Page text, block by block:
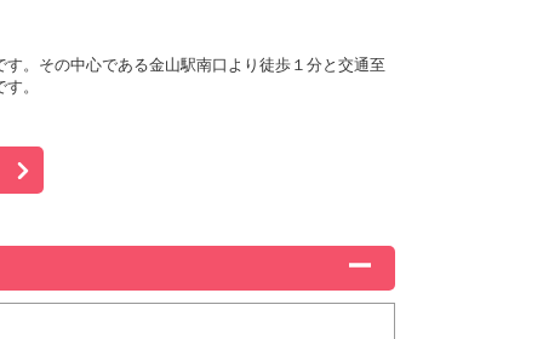
。その中心である金山駅南口より徒歩１分と交通至
。